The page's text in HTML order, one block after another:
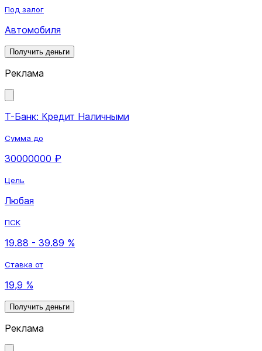
Под залог
Автомобиля
Получить деньги
Реклама
Т-Банк: Кредит Наличными
Сумма до
30000000 ₽
Цель
Любая
ПСК
19.88 - 39.89 %
Ставка от
19,9 %
Получить деньги
Реклама